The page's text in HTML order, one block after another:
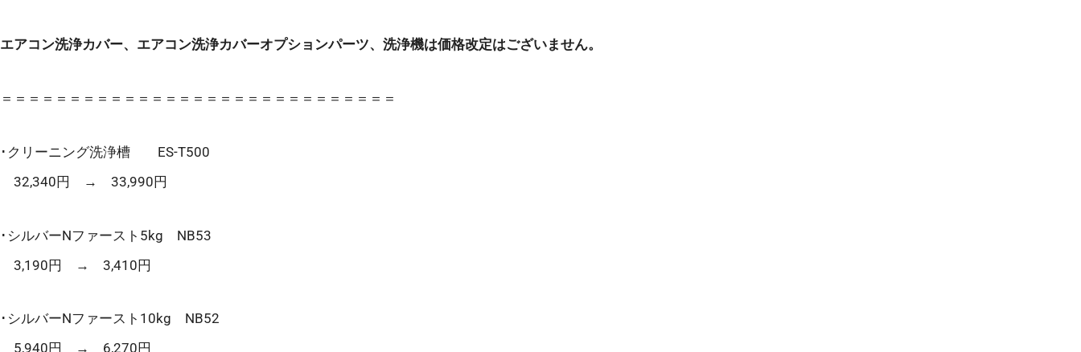
エアコン洗浄カバー、エアコン洗浄カバーオプションパーツ、洗浄機は価格改定はございません。
＝＝＝＝＝＝＝＝＝＝＝＝＝＝＝＝＝＝＝＝＝＝＝＝＝＝＝＝＝
･クリーニング洗浄槽 ES-T500
32,340円 → 33,990円
･シルバーNファースト5kg NB53
3,190円 → 3,410円
･シルバーNファースト10kg NB52
5,940円 → 6,270円